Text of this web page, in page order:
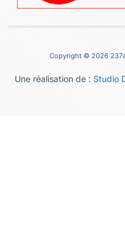
Copyright © 2026
Une réalisation de : Studio